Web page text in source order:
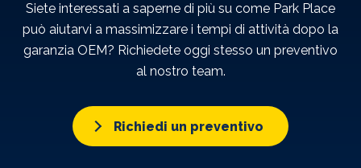
Siete interessati a saperne di più su come Park Place
può aiutarvi a massimizzare i tempi di attività dopo la
garanzia OEM? Richiedete oggi stesso un preventivo
al nostro team.
Richiedi un preventivo